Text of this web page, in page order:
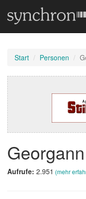
Start Personen
Aufrufe: 2.951 (mehr